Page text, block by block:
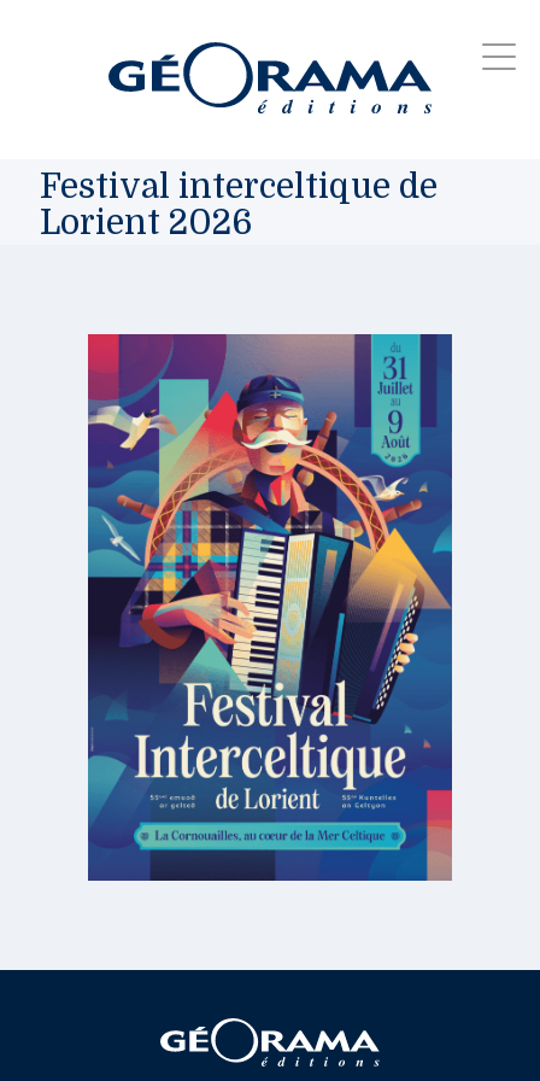
Festival interceltique de
Lorient 2026